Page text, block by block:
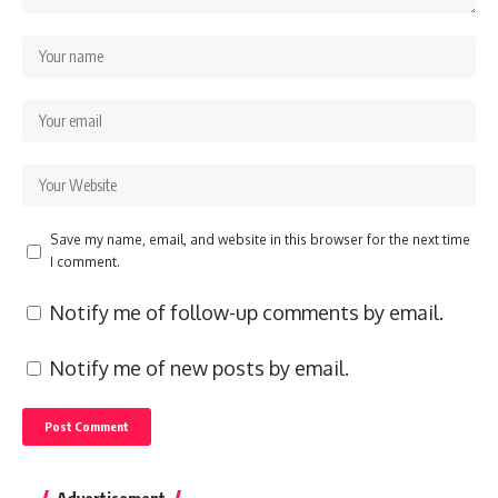
Save my name, email, and website in this browser for the next time
I comment.
Notify me of follow-up comments by email.
Notify me of new posts by email.